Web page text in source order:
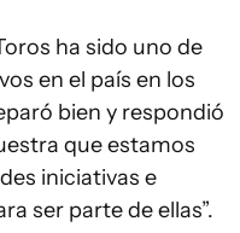
ha sido uno de
en el país en los
bien y respondió
que estamos
iniciativas e
ser parte de ellas”.